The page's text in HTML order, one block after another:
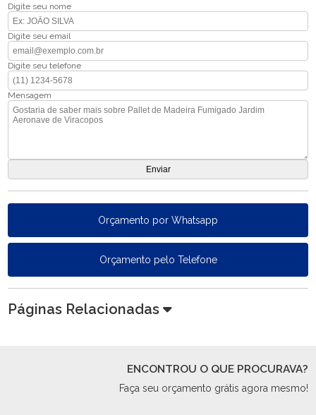
Digite seu nome
Digite seu email
Digite seu telefone
Mensagem
Orçamento por Whatsapp
Orçamento pelo Telefone
Páginas Relacionadas
ENCONTROU O QUE PROCURAVA?
Faça seu orçamento grátis agora mesmo!